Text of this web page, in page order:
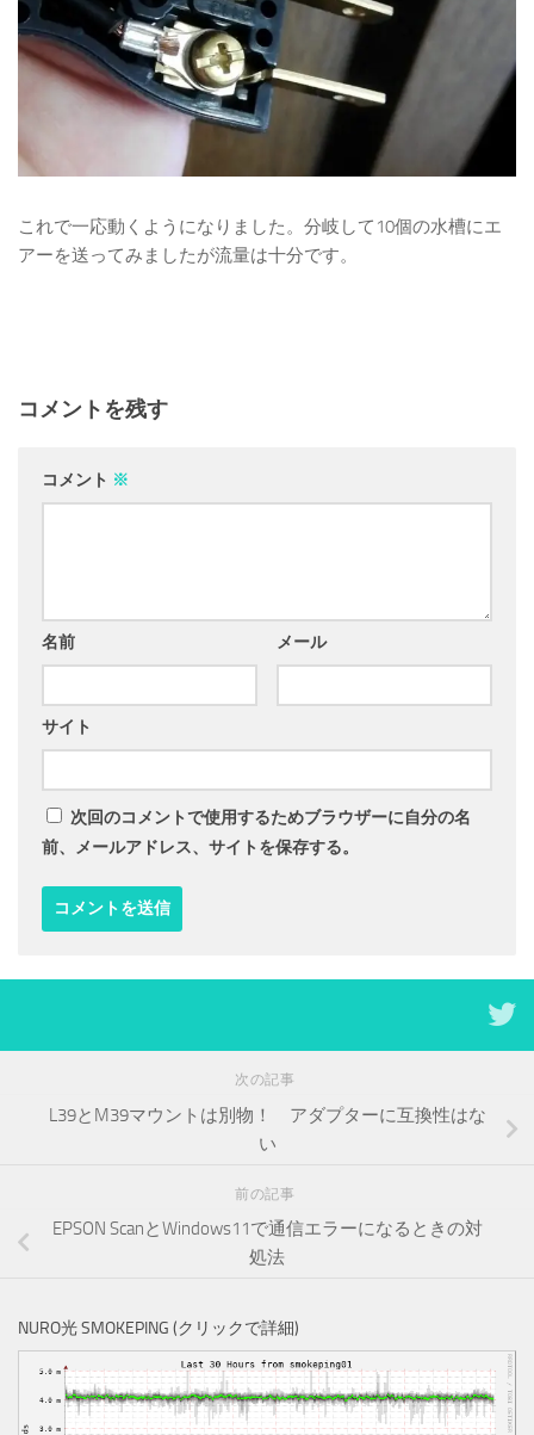
これで一応動くようになりました。分岐して10個の水槽にエ
アーを送ってみましたが流量は十分です。
コメントを残す
コメント ※
名前 メール
サイト
次回のコメントで使用するためブラウザーに自分の名
前、メールアドレス、サイトを保存する。
次の記事
L39とM39マウントは別物！ アダプターに互換性はな
い
前の記事
EPSON ScanとWindows11で通信エラーになるときの対
処法
NURO光 SMOKEPING (クリックで詳細)